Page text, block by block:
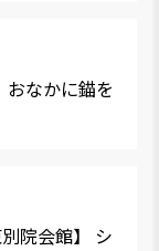
おなかに錨を
院会館】 シ